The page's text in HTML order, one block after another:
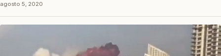
agosto 5, 2020